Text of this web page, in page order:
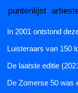
puntenlijst
In 2001 ontstond
Luisteraars van 150
De laatste editie
De Zomerse 50 was